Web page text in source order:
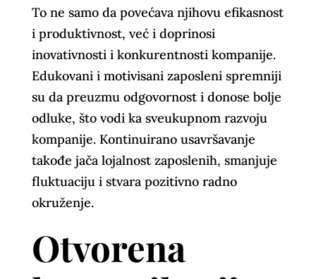
To ne samo da povećava njihovu efikasnost
i produktivnost, već i doprinosi
inovativnosti i konkurentnosti kompanije.
Edukovani i motivisani zaposleni spremniji
su da preuzmu odgovornost i donose bolje
odluke, što vodi ka sveukupnom razvoju
kompanije. Kontinuirano usavršavanje
takođe jača lojalnost zaposlenih, smanjuje
fluktuaciju i stvara pozitivno radno
okruženje.
Otvorena